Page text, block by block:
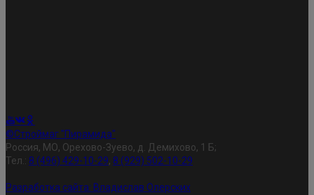
©Строймаг "Пирамида"
Россия, МО, Орехово-Зуево, д. Демихово, 1 Б;
Тел.: 8 (496) 429-10-29, 8 (929) 502-10-29
Разработка сайта: Владислав Олерских